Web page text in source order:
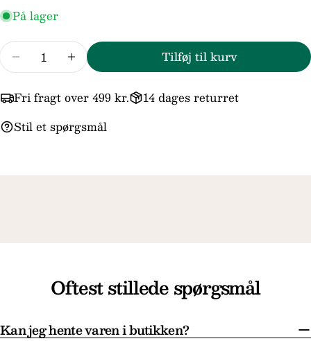
På lager
Reducer mængden for Trollbeads/
Forøg mængden for Trollbeads/
Tilføj til kurv
Fri fragt over 499 kr.
14 dages returret
Stil et spørgsmål
Felterne markeret med * er obligatoriske.
Send spørgsmål
Oftest stillede spørgsmål
Kan jeg hente varen i butikken?